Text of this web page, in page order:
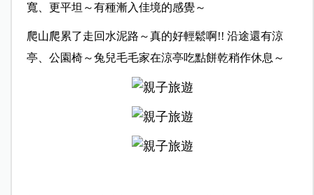
寬、更平坦～有種漸入佳境的感覺～
爬山爬累了走回水泥路～真的好輕鬆啊!! 沿途還有涼
亭、公園椅～兔兒毛毛家在涼亭吃點餅乾稍作休息～